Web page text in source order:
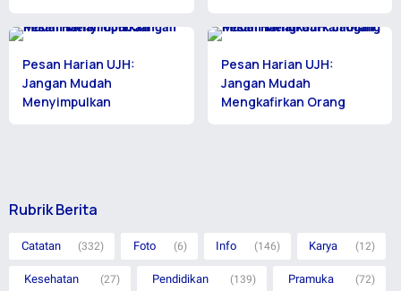
Pesan Harian UJH:
Jangan Mudah
Menyimpulkan
Pesan Harian UJH:
Jangan Mudah
Mengkafirkan Orang
Rubrik Berita
Catatan (332) Foto (6) Info (146) Karya (12)
Kesehatan (27) Pendidikan (139) Pramuka (72)